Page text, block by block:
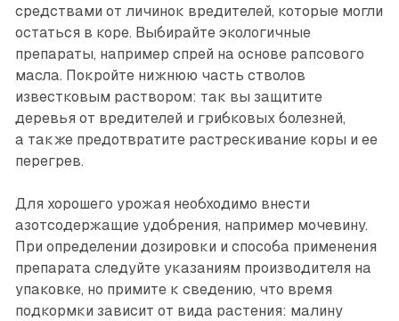
средствами от личинок вредителей, которые могли
остаться в коре. Выбирайте экологичные
препараты, например спрей на основе рапсового
масла. Покройте нижнюю часть стволов
известковым раствором: так вы защитите
деревья от вредителей и грибковых болезней,
а также предотвратите растрескивание коры и ее
перегрев.
Для хорошего урожая необходимо внести
азотсодержащие удобрения, например мочевину.
При определении дозировки и способа применения
препарата следуйте указаниям производителя на
упаковке, но примите к сведению, что время
подкормки зависит от вида растения: малину